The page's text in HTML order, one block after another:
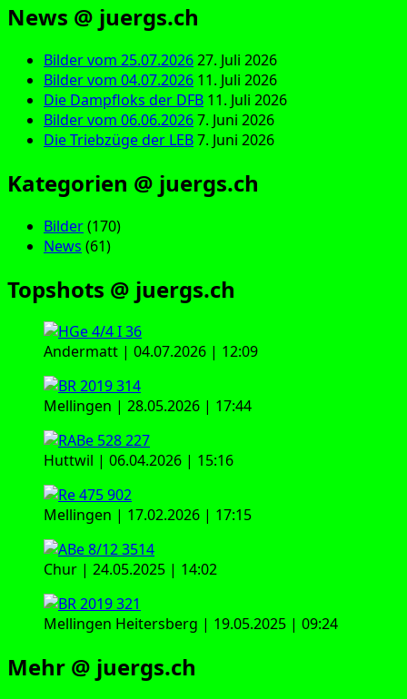
News @ juergs.ch
Bilder vom 25.07.202627. Juli 2026
Bilder vom 04.07.2026 11. Juli 2026
Die Dampfloks der DFB 11. Juli 2026
Bilder vom 06.06.20267. Juni 2026
Die Triebzüge der LEB7. Juni 2026
Kategorien @ juergs.ch
Bilder(170)
News (61)
Topshots @ juergs.ch
Andermatt | 04.07.2026 | 12:09
Mellingen | 28.05.2026 | 17:44
Huttwil | 06.04.2026 | 15:16
Mellingen | 17.02.2026 | 17:15
Chur | 24.05.2025 | 14:02
Mellingen Heitersberg | 19.05.2025 | 09:24
Mehr @ juergs.ch